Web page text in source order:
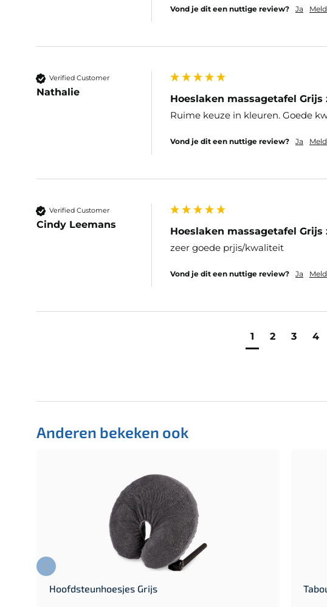
Vond je dit een nuttige review? Ja
Verified Customer
Nathalie
Hoeslaken massagetafel
Ruime keuze in kleuren. Goede
Vond je dit een nuttige review? Ja
Verified Customer
Cindy Leemans
Hoeslaken massagetafel
zeer goede prjis/kwaliteit
Vond je dit een nuttige review? Ja
1 2 3 4
Anderen bekeken ook
Hoofdsteunhoesjes Grijs